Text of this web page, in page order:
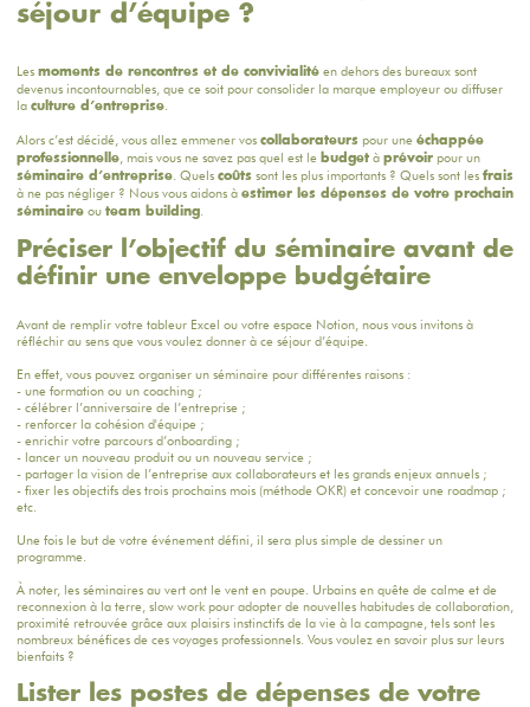
séjour d’équipe ?
Les moments de rencontres et de convivialitéen dehors des bureaux sont
devenus incontournables, que ce soit pour consolider la marque employeur ou diffuser
la culture d’entreprise.
Alors c’est décidé, vous allez emmener vos collaborateurs pour une échappée
professionnelle, mais vous ne savez pas quel est le budgetà prévoirpour un
séminaire d’entreprise. Quels coûts sont les plus importants ? Quels sont les frais
à ne pas négliger ? Nous vous aidons à estimer les dépenses de votre prochain
séminaireou team building.
Préciser l’objectif du séminaire avant de
définir une enveloppe budgétaire
Avant de remplir votre tableur Excel ou votre espace Notion, nous vous invitons à
réfléchir au sens que vous voulez donner à ce séjour d’équipe.
En effet, vous pouvez organiser un séminaire pour différentes raisons :
- une formation ou un coaching ;
- célébrer l’anniversaire de l’entreprise;
- renforcer la cohésion d'équipe ;
- enrichir votre parcours d’onboarding;
- lancer un nouveau produit ou un nouveau service ;
- partager la vision de l’entreprise aux collaborateurs et les grands enjeux annuels ;
- fixer les objectifs des trois prochains mois (méthode OKR) et concevoir une roadmap ;
etc.
Une fois le but de votre événement défini, il sera plus simple de dessiner un
programme.
À noter, les séminaires au vert ont le vent en poupe. Urbains en quête de calme et de
reconnexion à la terre, slow work pour adopter de nouvelles habitudes de collaboration,
proximité retrouvée grâce aux plaisirs instinctifs de la vie à la campagne, tels sont les
nombreux bénéfices de ces voyages professionnels. Vous voulez en savoir plus sur leurs
bienfaits ?
Lister les postes de dépenses de votre